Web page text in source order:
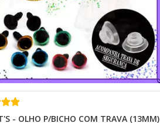
- OLHO P/BICHO COM TRAVA (13MM)